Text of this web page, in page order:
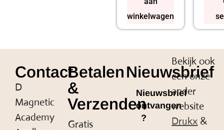
winkelwagen
Contact
D
Magnetic
Academy
Betalen
&
Verzenden
Gratis
Nieuwsbrief
Nieuwsbrief
ontvangen
?
Bekijk ook
een onze
ander
website
Drukx &